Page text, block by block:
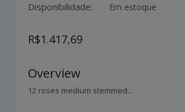
Disponibilidade: Em estoque
R$1.417,69
Overview
12 roses medium stemmed...